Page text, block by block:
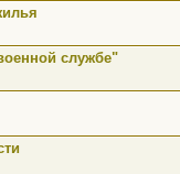
службе"